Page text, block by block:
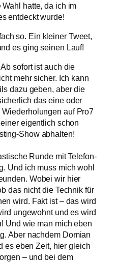
hatte, da ich im
entdeckt wurde!
so. Ein kleiner Tweet,
es ging seinen Lauf!
sofort ist auch die
mehr sicher. Ich kann
dazu geben, aber die
das eine oder
auf Pro7
eigentlich schon
Show abhalten!
Runde mit Telefon-
Und ich muss mich wohl
Wobei wir hier
das nicht die Technik für
wird. Fakt ist – das wird
ungewohnt und es wird
Und wie man mich eben
Aber nachdem Domian
es eben Zeit, hier gleich
– und bei dem